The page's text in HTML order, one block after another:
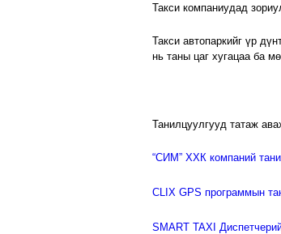
Такси компаниудад
Такси автопаркийг үр
нь таны цаг хугацаа ба
Танилцуулгууд татаж
“СИМ” ХХК компаний
CLIX GPS программын
SMART TAXI